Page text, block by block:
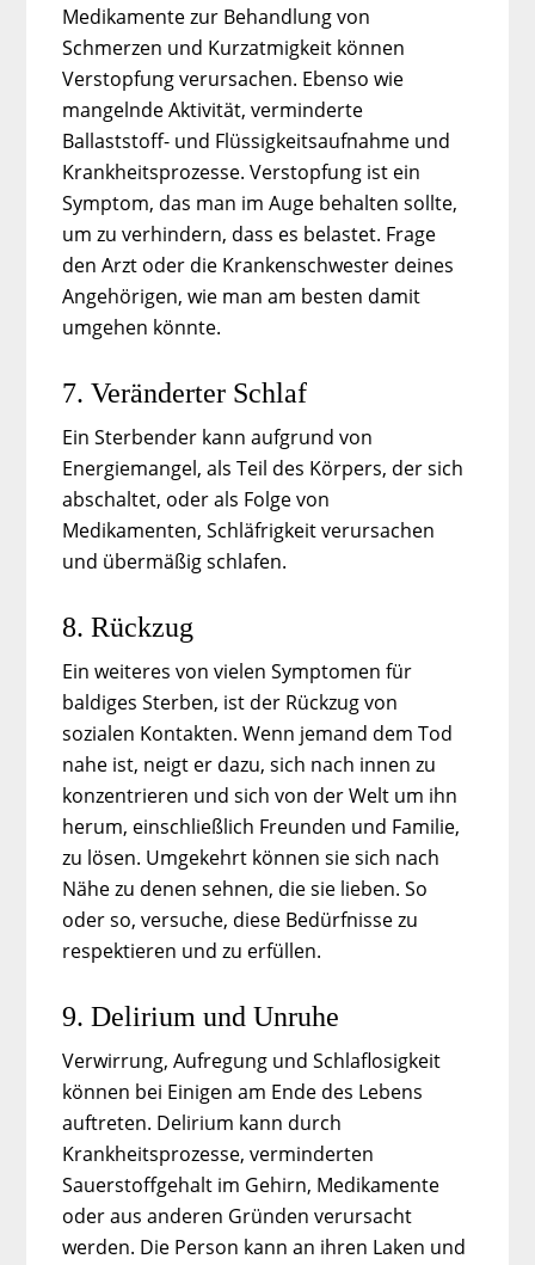
Medikamente zur Behandlung von
Schmerzen und Kurzatmigkeit können
Verstopfung verursachen. Ebenso wie
mangelnde Aktivität, verminderte
Ballaststoff- und Flüssigkeitsaufnahme und
Krankheitsprozesse. Verstopfung ist ein
Symptom, das man im Auge behalten sollte,
um zu verhindern, dass es belastet. Frage
den Arzt oder die Krankenschwester deines
Angehörigen, wie man am besten damit
umgehen könnte.
7. Veränderter Schlaf
Ein Sterbender kann aufgrund von
Energiemangel, als Teil des Körpers, der sich
abschaltet, oder als Folge von
Medikamenten, Schläfrigkeit verursachen
und übermäßig schlafen.
8. Rückzug
Ein weiteres von vielen Symptomen für
baldiges Sterben, ist der Rückzug von
sozialen Kontakten. Wenn jemand dem Tod
nahe ist, neigt er dazu, sich nach innen zu
konzentrieren und sich von der Welt um ihn
herum, einschließlich Freunden und Familie,
zu lösen. Umgekehrt können sie sich nach
Nähe zu denen sehnen, die sie lieben. So
oder so, versuche, diese Bedürfnisse zu
respektieren und zu erfüllen.
9. Delirium und Unruhe
Verwirrung, Aufregung und Schlaflosigkeit
können bei Einigen am Ende des Lebens
auftreten. Delirium kann durch
Krankheitsprozesse, verminderten
Sauerstoffgehalt im Gehirn, Medikamente
oder aus anderen Gründen verursacht
werden. Die Person kann an ihren Laken und